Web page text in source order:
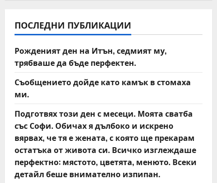
v
i
g
a
t
i
o
n
ПОСЛЕДНИ ПУБЛИКАЦИИ
Рожденият ден на Итън, седмият му,
трябваше да бъде перфектен.
Съобщението дойде като камък в стомаха
ми.
Подготвях този ден с месеци. Моята сватба
със Софи. Обичах я дълбоко и искрено
вярвах, че тя е жената, с която ще прекарам
остатъка от живота си. Всичко изглеждаше
перфектно: мястото, цветята, менюто. Всеки
детайл беше внимателно изпипан.